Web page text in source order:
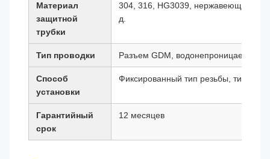
Материал
защитной
трубки
304, 316, HG3039, нержавеющая
д.
Тип проводки Разъем GDM, водонепроницаемый,
Способ
установки
Фиксированный тип резьбы, тип
Гарантийный
срок
12 месяцев